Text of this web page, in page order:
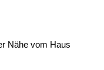
Nähe vom Haus